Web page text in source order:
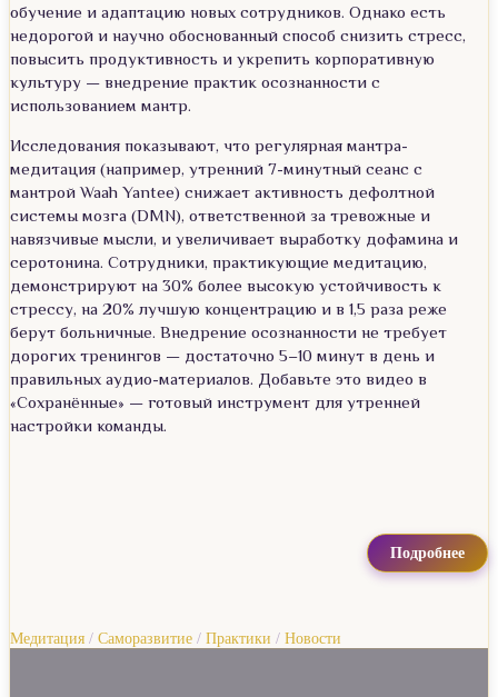
обучение и адаптацию новых сотрудников. Однако есть
недорогой и научно обоснованный способ снизить стресс,
повысить продуктивность и укрепить корпоративную
культуру — внедрение практик осознанности с
использованием мантр.
Исследования показывают, что регулярная мантра-
медитация (например, утренний 7-минутный сеанс с
мантрой Waah Yantee) снижает активность дефолтной
системы мозга (DMN), ответственной за тревожные и
навязчивые мысли, и увеличивает выработку дофамина и
серотонина. Сотрудники, практикующие медитацию,
демонстрируют на 30% более высокую устойчивость к
стрессу, на 20% лучшую концентрацию и в 1,5 раза реже
берут больничные. Внедрение осознанности не требует
дорогих тренингов — достаточно 5–10 минут в день и
правильных аудио-материалов. Добавьте это видео в
«Сохранённые» — готовый инструмент для утренней
настройки команды.
Медитация / Саморазвитие / Практики / Новости
Подробнее